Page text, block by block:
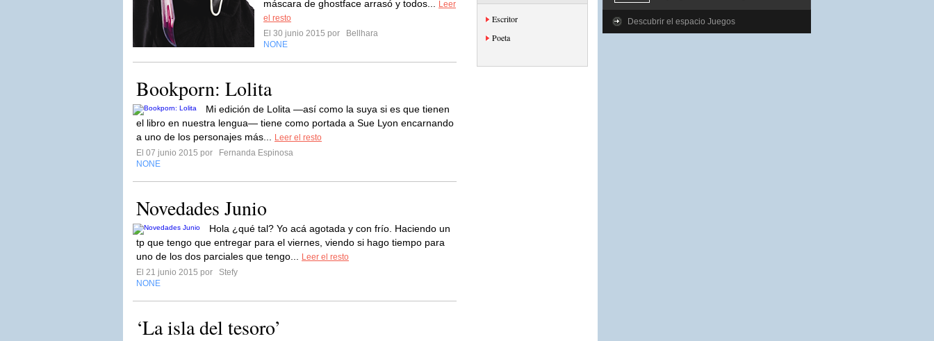
máscara de ghostface arrasó y todos...
Leer
el resto
El 30 junio 2015 por
Bellhara
NONE
Bookporn: Lolita
Mi edición de Lolita —así como la suya si es que tienen
el libro en nuestra lengua— tiene como portada a Sue Lyon encarnando
a uno de los personajes más...
Leer el resto
El 07 junio 2015 por
Fernanda Espinosa
NONE
Novedades Junio
Hola ¿qué tal? Yo acá agotada y con frío. Haciendo un
tp que tengo que entregar para el viernes, viendo si hago tiempo para
uno de los dos parciales que tengo...
Leer el resto
El 21 junio 2015 por
Stefy
NONE
‘La isla del tesoro’
Escritor
Poeta
Descubrir el espacio Juegos